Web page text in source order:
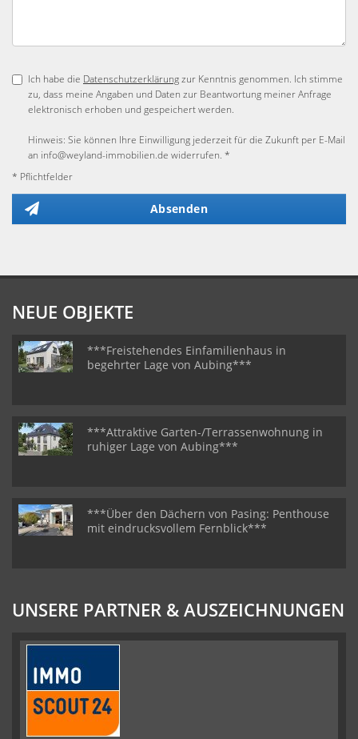
Ich habe die Datenschutzerklärungzur Kenntnis genommen. Ich stimme
zu, dass meine Angaben und Daten zur Beantwortung meiner Anfrage
elektronisch erhoben und gespeichert werden.
Hinweis: Sie können Ihre Einwilligung jederzeit für die Zukunft per E-Mail
an info@weyland-immobilien.de widerrufen. *
* Pflichtfelder
Absenden
NEUE OBJEKTE
***Freistehendes Einfamilienhaus in
begehrter Lage von Aubing***
***Attraktive Garten-/Terrassenwohnung in
ruhiger Lage von Aubing***
***Über den Dächern von Pasing: Penthouse
mit eindrucksvollem Fernblick***
UNSERE PARTNER & AUSZEICHNUNGEN